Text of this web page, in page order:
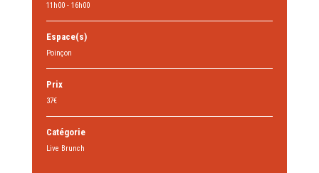
11h00 - 16h00
Espace(s)
Poinçon
Prix
37€
Catégorie
Live Brunch